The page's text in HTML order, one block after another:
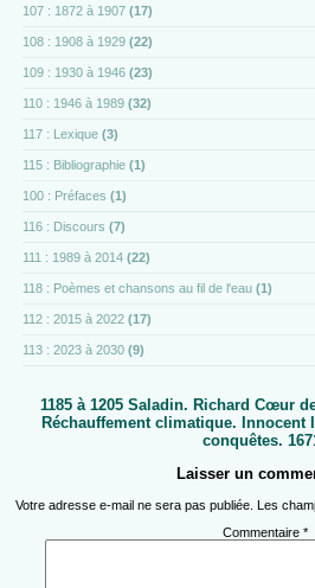
107 : 1872 à 1907 (17)
108 : 1908 à 1929 (22)
109 : 1930 à 1946 (23)
110 : 1946 à 1989 (32)
117 : Lexique (3)
115 : Bibliographie (1)
100 : Préfaces (1)
116 : Discours (7)
111 : 1989 à 2014 (22)
118 : Poèmes et chansons au fil de l'eau (1)
112 : 2015 à 2022 (17)
113 : 2023 à 2030 (9)
1185 à 1205 Saladin. Richard Cœur
Réchauffement climatique. Innocent
conquêtes.
Laisser un
Votre adresse e-mail ne sera pas publiée. Les
Commentaire *